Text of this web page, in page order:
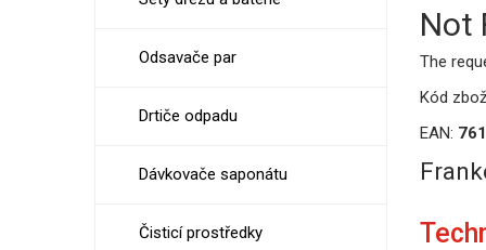
Not
The
Kód
EAN:
Odsavače par
Drtiče odpadu
Dávkovače saponátu
Čisticí prostředky